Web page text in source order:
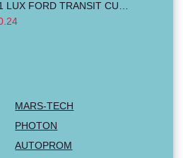
MARS-TECH
PHOTON
AUTOPROM